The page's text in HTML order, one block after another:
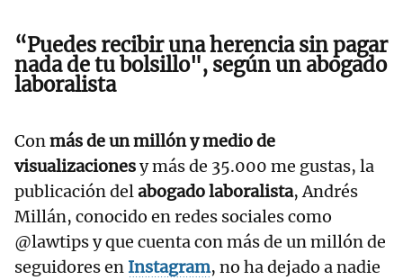
“Puedes recibir una herencia sin pagar
nada de tu bolsillo", según un abogado
laboralista
Conmás de un millón y medio de
visualizacionesy más de 35.000 me gustas, la
publicación delabogado laboralista, Andrés
Millán, conocido en redes sociales como
@lawtips y que cuenta con más de un millón de
seguidores en Instagram, no ha dejado a nadie